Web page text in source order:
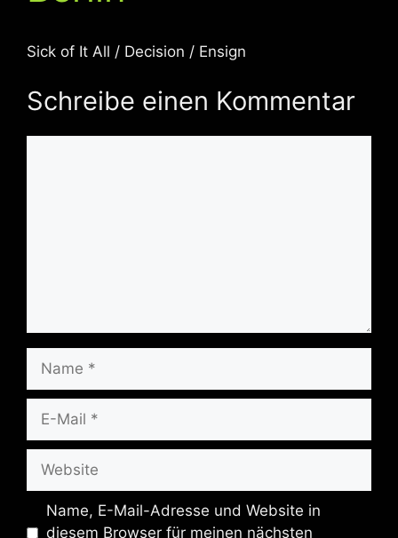
Sick of It All / Decision / Ensign
Schreibe einen Kommentar
Mail
Name, E-Mail-Adresse und Website in
diesem Browser für meinen nächsten